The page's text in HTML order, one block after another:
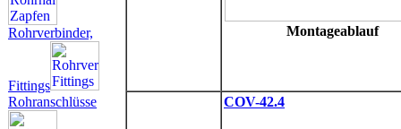
Rohrverbinder,
Fittings
Rohranschlüsse
Montageablauf
COV-42.4